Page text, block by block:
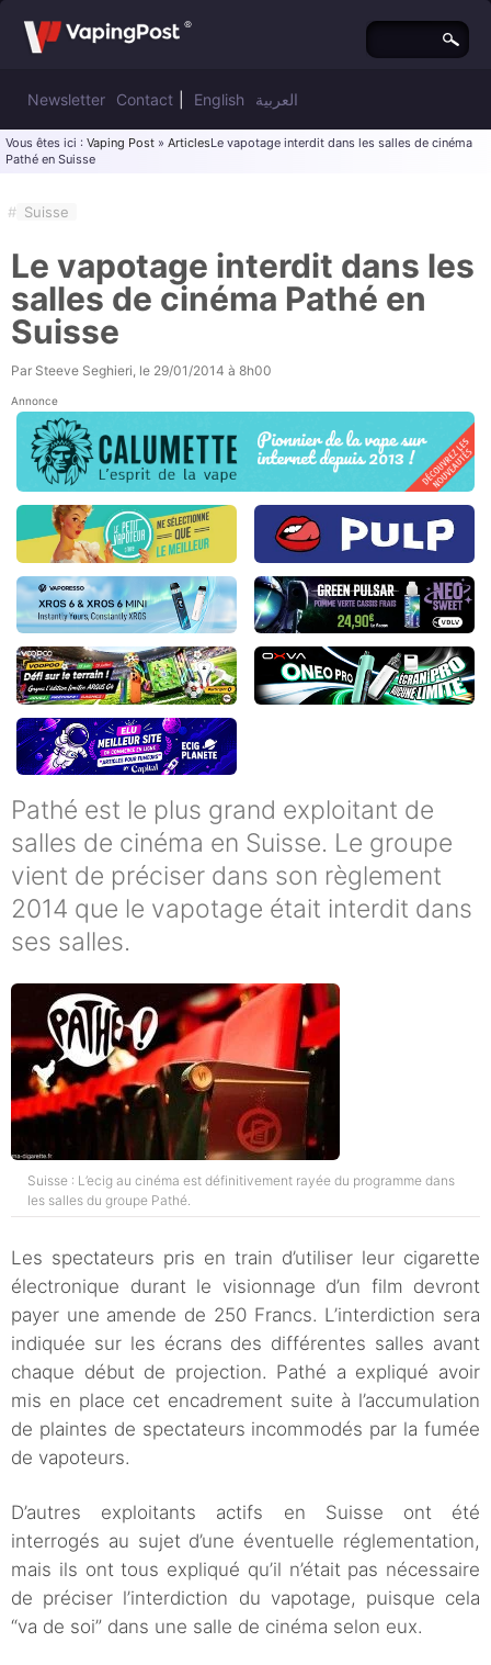
Newsletter Contact English العربية
Vous êtes ici : Vaping Post » ArticlesLe vapotage interdit dans les salles de cinéma
Pathé en Suisse
# Suisse
Le vapotage interdit dans les
salles de cinéma Pathé en
Suisse
Par Steeve Seghieri, le 29/01/2014 à 8h00
Annonce
Pathé est le plus grand exploitant de
salles de cinéma en Suisse. Le groupe
vient de préciser dans son règlement
2014 que le vapotage était interdit dans
ses salles.
Suisse : L’ecig au cinéma est définitivement rayée du programme dans
les salles du groupe Pathé.
Les spectateurs pris en train d’utiliser leur cigarette
électronique durant le visionnage d’un film devront
payer une amende de 250 Francs. L’interdiction sera
indiquée sur les écrans des différentes salles avant
chaque début de projection. Pathé a expliqué avoir
mis en place cet encadrement suite à l’accumulation
de plaintes de spectateurs incommodés par la fumée
de vapoteurs.
D’autres exploitants actifs en Suisse ont été
interrogés au sujet d’une éventuelle réglementation,
mais ils ont tous expliqué qu’il n’était pas nécessaire
de préciser l’interdiction du vapotage, puisque cela
“va de soi” dans une salle de cinéma selon eux.